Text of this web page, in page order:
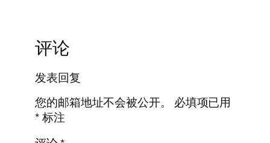
评论
发表回复
您的邮箱地址不会被公开。
必填项已用
*标注